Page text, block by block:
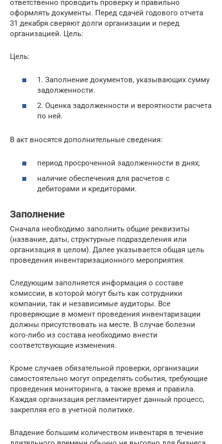
ответственно проводить проверку и правильно
оформлять документы. Перед сдачей годового отчета
31 декабря сверяют долги организации и перед
организацией. Цель:
Цель:
1. Заполнение документов, указывающих сумму
задолженности.
2. Оценка задолженности и вероятности расчета
по ней.
В акт вносятся дополнительные сведения:
период просроченной задолженности в днях;
наличие обеспечения для расчетов с
дебиторами и кредиторами.
Заполнение
Сначала необходимо заполнить общие реквизиты
(название, даты, структурные подразделения или
организация в целом). Далее указывается общая цель
проведения инвентаризационного мероприятия.
Следующим заполняется информация о составе
комиссии, в которой могут быть как сотрудники
компании, так и независимые аудиторы. Все
проверяющие в момент проведения инвентаризации
должны присутствовать на месте. В случае болезни
кого-либо из состава необходимо внести
соответствующие изменения.
Кроме случаев обязательной проверки, организации
самостоятельно могут определять события, требующие
проведения мониторинга, а также время и правила.
Каждая организация регламентирует данный процесс,
закрепляя его в учетной политике.
Владение большим количеством инвентаря в течение